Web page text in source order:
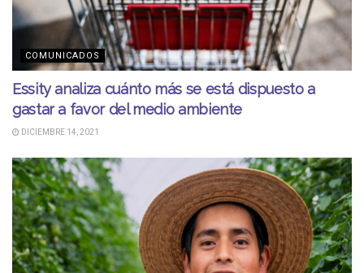
COMUNICADOS
Essity analiza cuánto más se está dispuesto a
gastar a favor del medio ambiente
DICIEMBRE 14, 2021